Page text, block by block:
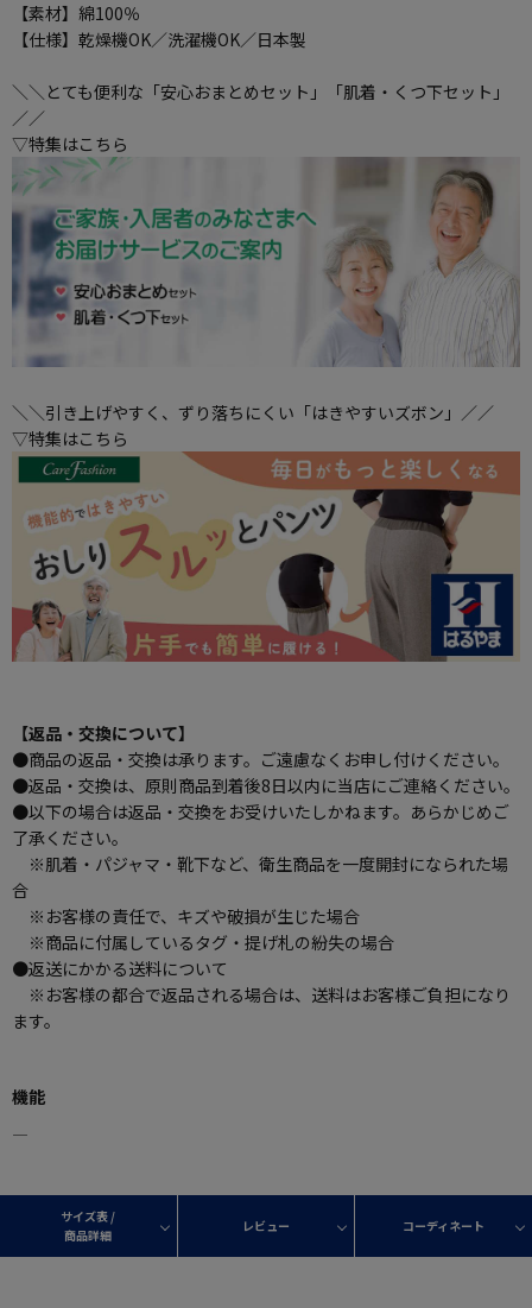
【素材】綿100％
【仕様】乾燥機OK／洗濯機OK／日本製
＼＼とても便利な「安心おまとめセット」「肌着・くつ下セット」
／／
▽特集はこちら
＼＼引き上げやすく、ずり落ちにくい「はきやすいズボン」／／
▽特集はこちら
【返品・交換について】
●商品の返品・交換は承ります。ご遠慮なくお申し付けください。
●返品・交換は、原則商品到着後8日以内に当店にご連絡ください。
●以下の場合は返品・交換をお受けいたしかねます。あらかじめご
了承ください。
※肌着・パジャマ・靴下など、衛生商品を一度開封になられた場
合
※お客様の責任で、キズや破損が生じた場合
※商品に付属しているタグ・提げ札の紛失の場合
●返送にかかる送料について
※お客様の都合で返品される場合は、送料はお客様ご負担になり
ます。
機能
―
サイズ表 /
商品詳細
レビュー コーディネート